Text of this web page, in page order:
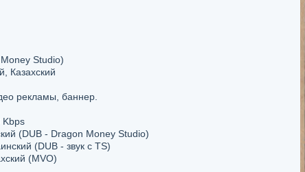
Studio)
Казахский
рекламы, баннер.
Kbps
(DUB - Dragon Money Studio)
(DUB - звук с TS)
(MVO)